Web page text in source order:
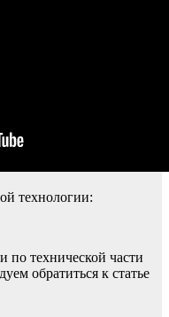
технологии:
технической части
обратиться к статье